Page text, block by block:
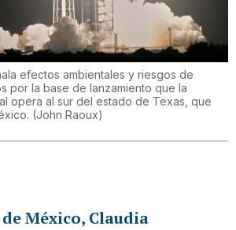
efectos ambientales y riesgos de
por la base de lanzamiento que la
opera al sur del estado de Texas, que
(John Raoux)
México, Claudia